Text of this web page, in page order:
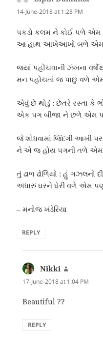
14-June-2018 at 1:28 PM
પકડો કલમ ને કોઈ પળે
આ હાથ આખેઆખો બળે
જ્યાં પહોંચવાની ઝંખના
મન પહોંચતાં જ પાછું વળે
એવું છે થોડું : છેતરે રસ્તા કે
એક પગ બીજા ને છળે એમ
જે શોધવામાં જિંદગી આખી
ને એ જ હોય પગની તળે
તું ઢાળ ઢોળિયો : હું ગઝલનો
અંધારું ઘરને ઘેરી વળે એમ
– મનોજ ખંડેરિયા
REPLY
Nikki
17-June-2018 at 1:04 PM
Beautiful ??
REPLY